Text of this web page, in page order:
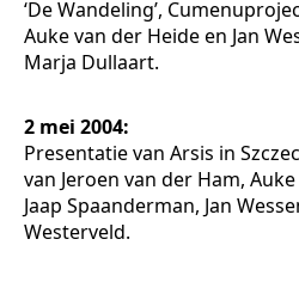
‘De Wandeling’,
Auke van der Heide en Jan
Marja Dullaart.
2 mei 2004:
Presentatie van Arsis in
van Jeroen van der Ham,
Jaap Spaanderman, Jan
Westerveld.